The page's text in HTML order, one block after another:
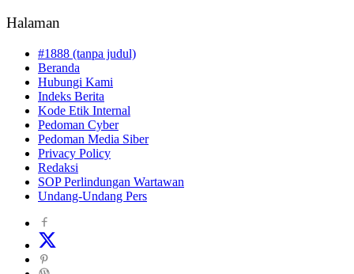
Halaman
#1888 (tanpa judul)
Beranda
Hubungi Kami
Indeks Berita
Kode Etik Internal
Pedoman Cyber
Pedoman Media Siber
Privacy Policy
Redaksi
SOP Perlindungan Wartawan
Undang-Undang Pers